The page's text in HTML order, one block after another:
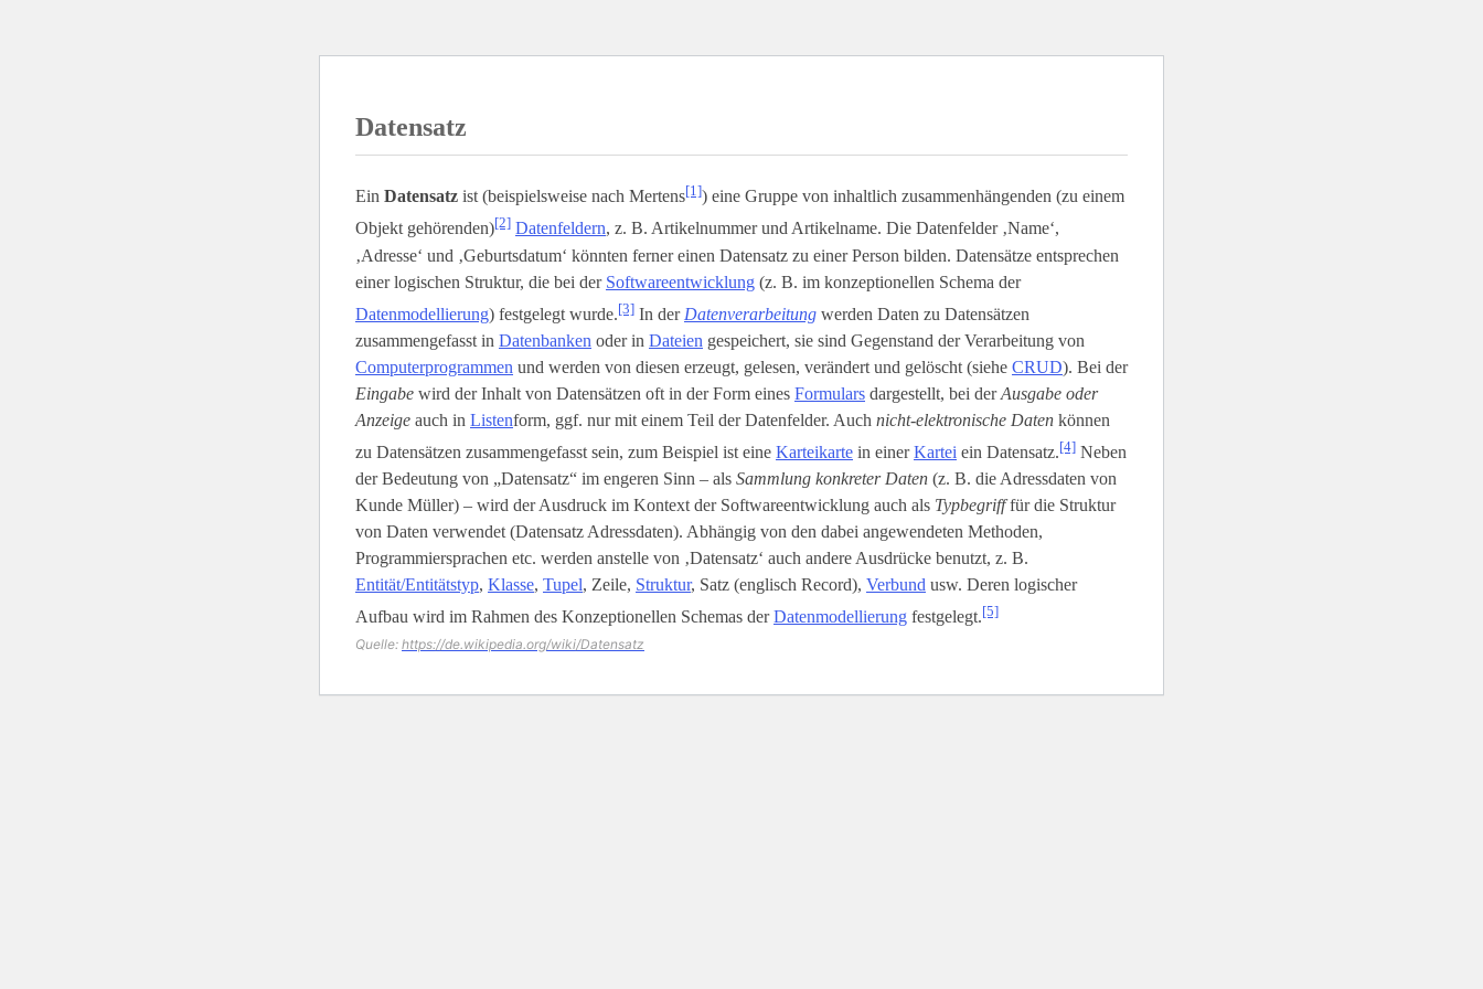
Datensatz
Ein Datensatz ist (beispielsweise nach Mertens[1]) eine Gruppe von inhaltlich zusammenhängenden (zu einem
Objekt gehörenden)[2] Datenfeldern, z. B. Artikelnummer und Artikelname. Die Datenfelder ‚Name‘,
‚Adresse‘ und ‚Geburtsdatum‘ könnten ferner einen Datensatz zu einer Person bilden. Datensätze entsprechen
einer logischen Struktur, die bei der Softwareentwicklung (z. B. im konzeptionellen Schema der
Datenmodellierung) festgelegt wurde.[3] In der Datenverarbeitung werden Daten zu Datensätzen
zusammengefasst in Datenbanken oder in Dateien gespeichert, sie sind Gegenstand der Verarbeitung von
Computerprogrammen und werden von diesen erzeugt, gelesen, verändert und gelöscht (siehe CRUD). Bei der
Eingabe wird der Inhalt von Datensätzen oft in der Form eines Formulars dargestellt, bei derAusgabe oder
Anzeige auch in Listen­form, ggf. nur mit einem Teil der Datenfelder. Auch nicht-elektronische Daten können
zu Datensätzen zusammengefasst sein, zum Beispiel ist eine Karteikarte in einerKartei ein Datensatz.[4] Neben
der Bedeutung von „Datensatz“ im engeren Sinn – als Sammlung konkreter Daten (z. B. die Adressdaten von
Kunde Müller) – wird der Ausdruck im Kontext der Softwareentwicklung auch als Typbegrifffür die Struktur
von Daten verwendet (Datensatz Adressdaten). Abhängig von den dabei angewendeten Methoden,
Programmiersprachen etc. werden anstelle von ‚Datensatz‘ auch andere Ausdrücke benutzt, z. B.
Entität/Entitätstyp, Klasse, Tupel, Zeile, Struktur, Satz (englisch Record), Verbund usw. Deren logischer
Aufbau wird im Rahmen des Konzeptionellen Schemas derDatenmodellierung festgelegt.[5]
Quelle: https://de.wikipedia.org/wiki/Datensatz